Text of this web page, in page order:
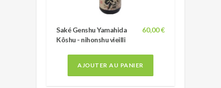
60,00 €
Saké Genshu Yamahida
Kôshu - nihonshu vieilli
AJOUTER AU PANIER